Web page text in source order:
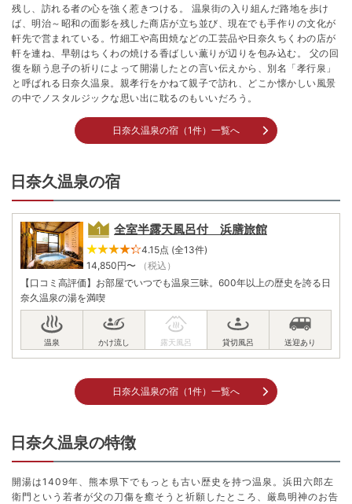
残し、訪れる者の心を強く惹きつける。 温泉街の入り組んだ路地を歩け
ば、明治～昭和の面影を残した商店が立ち並び、現在でも手作りの文化が
軒先で営まれている。竹細工や高田焼などの工芸品や日奈久ちくわの店が
軒を連ね、早朝はちくわの焼ける香ばしい薫りが辺りを包み込む。 父の回
復を願う息子の祈りによって開湯したとの言い伝えから、別名「孝行泉」
と呼ばれる日奈久温泉。親孝行をかねて親子で訪れ、どこか懐かしい風景
の中でノスタルジックな思い出に耽るのもいいだろう。
日奈久温泉の宿（1件）一覧へ
日奈久温泉の宿
全室半露天風呂付 浜膳旅館
4.15点 (全13件)
14,850円〜
（税込）
【口コミ高評価】お部屋でいつでも温泉三昧。600年以上の歴史を誇る日
奈久温泉の湯を満喫
日奈久温泉の宿（1件）一覧へ
日奈久温泉の特徴
開湯は1409年、熊本県下でもっとも古い歴史を持つ温泉。浜田六郎左
衛門という若者が父の刀傷を癒そうと祈願したところ、厳島明神のお告